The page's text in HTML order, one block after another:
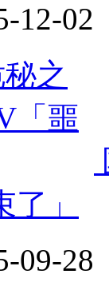
12-02
」
09-28